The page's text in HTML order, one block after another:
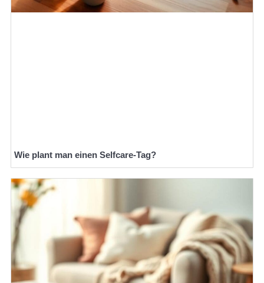
Wie plant man einen Selfcare-Tag?